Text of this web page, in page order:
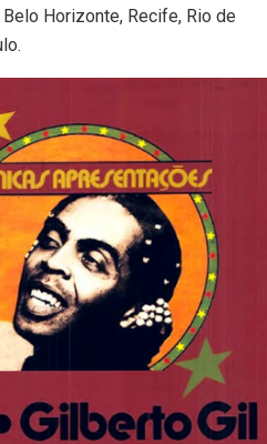
Horizonte, Recife, Rio de